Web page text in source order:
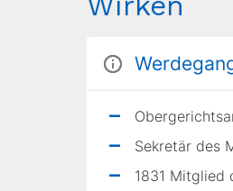
Sekretär des
1831 Mitglied